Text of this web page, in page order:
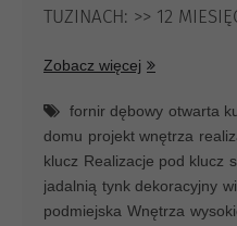
TUZINACH: >> 12
Zobacz więcej Dom
miastem
[realizacja]
fornir dębowy otwarta
domu projekt wnętrza
klucz Realizacje pod klucz
jadalnią tynk dekoracyjny
podmiejska Wnętrza